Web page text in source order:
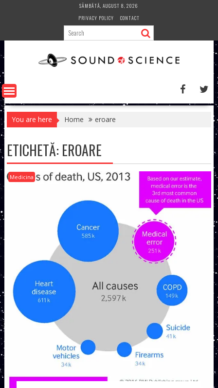
SÂMBĂTĂ, AUGUST 8, 2026
PRIVACY POLICY
CONTACT
You are here Home eroare
ETICHETĂ: EROARE
Medicina